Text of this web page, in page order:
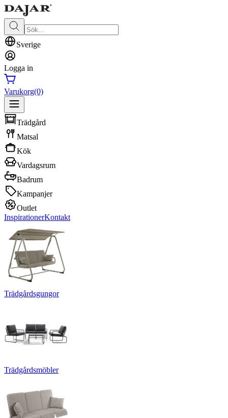
Sverige
Logga in
Varukorg(0)
Trädgård
Matsal
Kök
Vardagsrum
Badrum
Kampanjer
Outlet
InspirationerKontakt
Trädgårdsgungor
Trädgårdsmöbler